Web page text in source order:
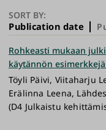
SORT BY:
Publication date
Rohkeasti mukaan
käytännön
Töyli Päivi, Viitaharju
Erälinna Leena,
(D4 Julkaistu